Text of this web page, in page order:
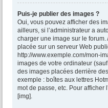
Puis-je publier des images ?
Oui, vous pouvez afficher des
ailleurs, si l’administrateur a
charger une image sur le
placée sur un serveur Web
http://www.exemple.com/mon-
images de votre ordinateur
des images placées derrière
exemple : boîtes aux lettres
mot de passe, etc. Pour afficher
[img].